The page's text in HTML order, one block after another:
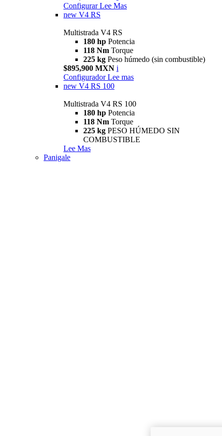
Configurar Lee Mas
new V4 RS
Multistrada V4 RS
180 hp Potencia
118 Nm Torque
225 kg Peso húmedo (sin combustible)
$895,900 MXN i
Configurador Lee mas
new V4 RS 100
Multistrada V4 RS 100
180 hp Potencia
118 Nm Torque
225 kg PESO HÚMEDO SIN
COMBUSTIBLE
Lee Mas
Panigale